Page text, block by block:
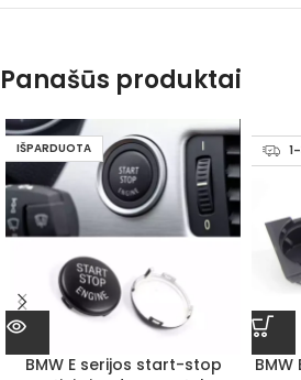
Panašūs produktai
IŠPARDUOTA
BMW E serijos start-stop